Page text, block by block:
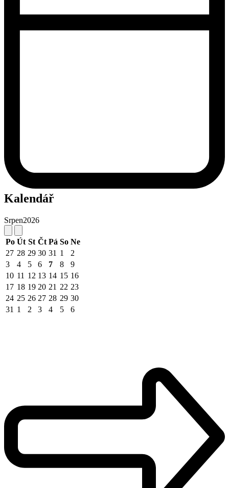
Kalendář
Srpen2026
Po Út St Čt Pá So Ne
27 28 29 30 31 1
2
3
4 5 6 7 8
9
10 11 12 13 14 15 16
17 18 19 20 21 22 23
24 25 26 27 28 29 30
31 1 2 3 4 5 6